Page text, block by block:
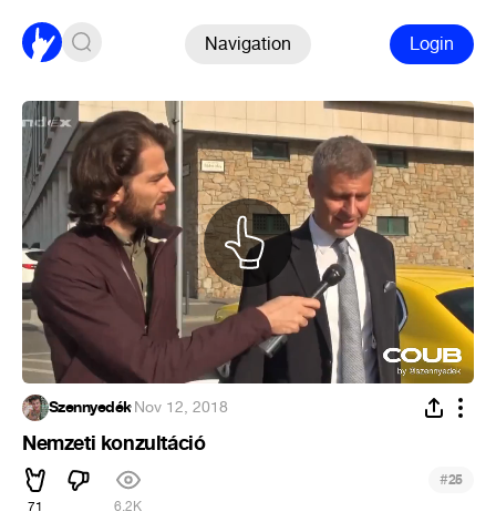
Navigation Login
Szennyedék·Nov 12, 2018
Nemzeti konzultáció
71 6.2K
#25